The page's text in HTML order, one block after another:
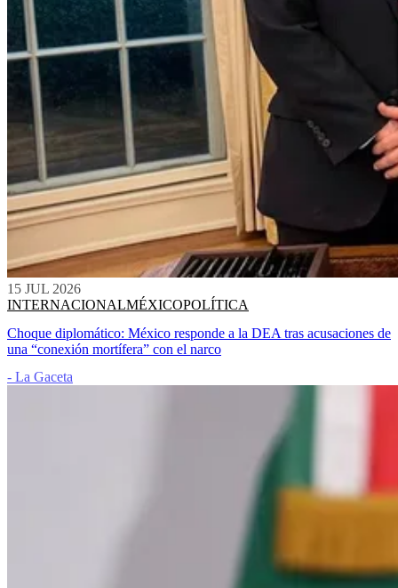
15 JUL 2026
INTERNACIONALMÉXICOPOLÍTICA
Choque diplomático: México responde a la DEA tras acusaciones de
una “conexión mortífera” con el narco
- La Gaceta